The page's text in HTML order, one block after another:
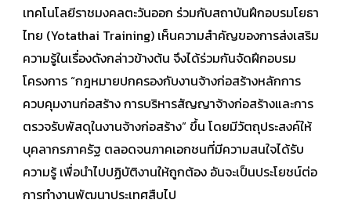
เทคโนโลยีราชมงคลตะวันออก ร่วมกับสถาบันฝึกอบรมโยธา
ไทย (Yotathai Training) เห็นความสำคัญของการส่งเสริม
ความรู้ในเรื่องดังกล่าวข้างต้น จึงได้ร่วมกันจัดฝึกอบรม
โครงการ “กฎหมายปกครองกับงานจ้างก่อสร้างหลักการ
ควบคุมงานก่อสร้าง การบริหารสัญญาจ้างก่อสร้างและการ
ตรวจรับพัสดุในงานจ้างก่อสร้าง” ขึ้น โดยมีวัตถุประสงค์ให้
บุคลากรภาครัฐ ตลอดจนภาคเอกชนที่มีความสนใจได้รับ
ความรู้ เพื่อนำไปปฏิบัติงานให้ถูกต้อง อันจะเป็นประโยชน์ต่อ
การทำงานพัฒนาประเทศสืบไป